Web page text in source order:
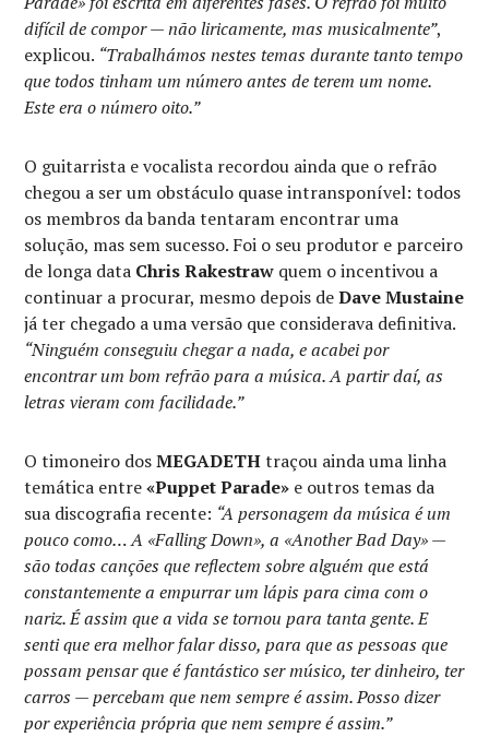
difícil de compor — não liricamente, mas musicalmente”,
explicou. “Trabalhámos nestes temas durante tanto tempo
que todos tinham um número antes de terem um nome.
Este era o número oito.”
O guitarrista e vocalista recordou ainda que o refrão
chegou a ser um obstáculo quase intransponível: todos
os membros da banda tentaram encontrar uma
solução, mas sem sucesso. Foi o seu produtor e parceiro
de longa data Chris Rakestraw quem o incentivou a
continuar a procurar, mesmo depois deDave Mustaine
já ter chegado a uma versão que considerava definitiva.
“Ninguém conseguiu chegar a nada, e acabei por
encontrar um bom refrão para a música. A partir daí, as
letras vieram com facilidade.”
O timoneiro dosMEGADETHtraçou ainda uma linha
temática entre«Puppet Parade» e outros temas da
sua discografia recente: “A personagem da música é um
pouco como… A «Falling Down», a «Another Bad Day» —
são todas canções que reflectem sobre alguém que está
constantemente a empurrar um lápis para cima com o
nariz. É assim que a vida se tornou para tanta gente. E
senti que era melhor falar disso, para que as pessoas que
possam pensar que é fantástico ser músico, ter dinheiro, ter
carros — percebam que nem sempre é assim. Posso dizer
por experiência própria que nem sempre é assim.”